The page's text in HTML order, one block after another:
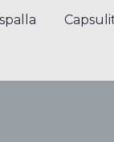
Capsulite